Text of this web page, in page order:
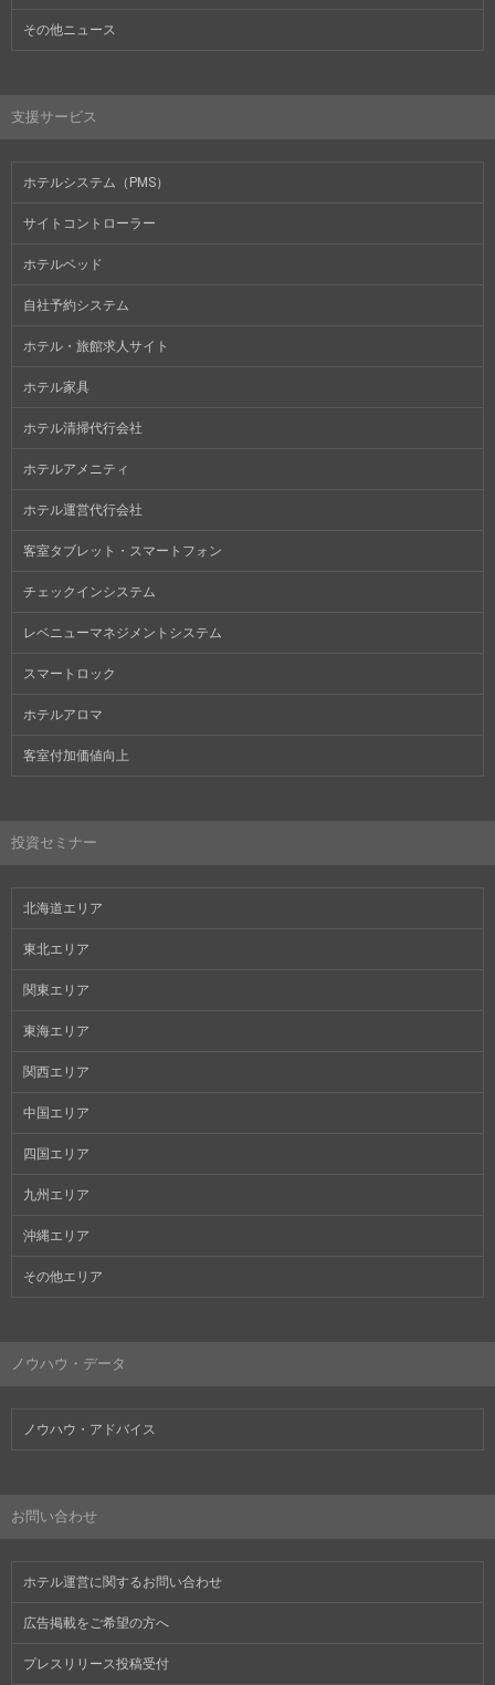
その他ニュース
支援サービス
ホテルシステム（PMS）
サイトコントローラー
ホテルベッド
自社予約システム
ホテル・旅館求人サイト
ホテル家具
ホテル清掃代行会社
ホテルアメニティ
ホテル運営代行会社
客室タブレット・スマートフォン
チェックインシステム
レベニューマネジメントシステム
スマートロック
ホテルアロマ
客室付加価値向上
投資セミナー
北海道エリア
東北エリア
関東エリア
東海エリア
関西エリア
中国エリア
四国エリア
九州エリア
沖縄エリア
その他エリア
ノウハウ・データ
ノウハウ・アドバイス
お問い合わせ
ホテル運営に関するお問い合わせ
広告掲載をご希望の方へ
プレスリリース投稿受付